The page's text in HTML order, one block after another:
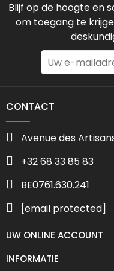
Blijf op de hoogte en
om toegang te
CONTACT
Avenue des
+32 68 33 85 83
BE0761.630.241
[email protected]
UW ONLINE ACCOUNT
INFORMATIE